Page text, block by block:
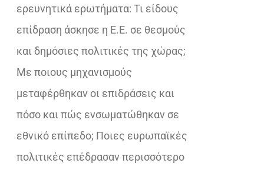
ερευνητικά ερωτήματα: Τι είδους
επίδραση άσκησε η Ε.Ε. σε θεσμούς
και δημόσιες πολιτικές της χώρας;
Με ποιους μηχανισμούς
μεταφέρθηκαν οι επιδράσεις και
πόσο και πώς ενσωματώθηκαν σε
εθνικό επίπεδο; Ποιες ευρωπαϊκές
πολιτικές επέδρασαν περισσότερο